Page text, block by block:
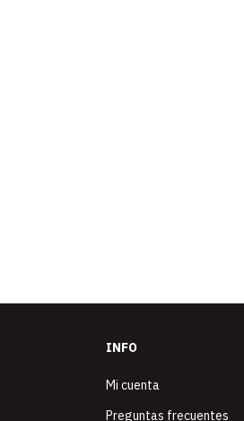
INFO
Mi cuenta
Preguntas frecuentes